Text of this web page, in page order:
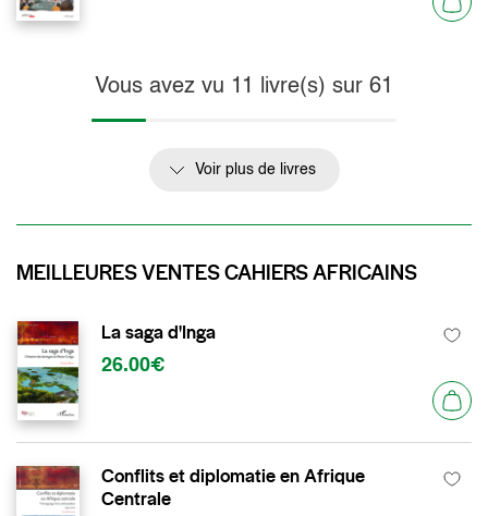
Vous avez vu 11 livre(s) sur 61
Voir plus de livres
MEILLEURES VENTES CAHIERS AFRICAINS
La saga d'Inga
26.00€
Conflits et diplomatie en Afrique
Centrale